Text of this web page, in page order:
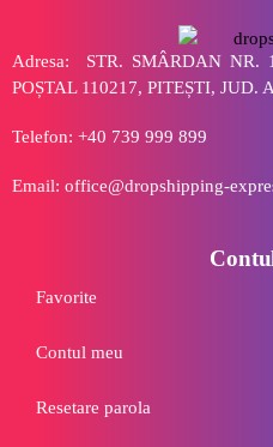
Adresa: STR. SMÂRDAN NR.
POȘTAL 110217, PITEȘTI, JUD.
Telefon: +40 739 999 899
Email: office@dropshipping-
Favorite
Contul meu
Resetare parola